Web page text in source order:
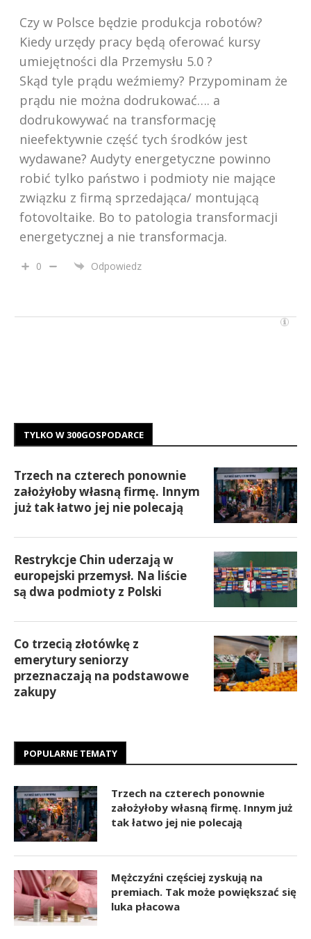
Czy w Polsce będzie produkcja robotów?
Kiedy urzędy pracy będą oferować kursy
umiejętności dla Przemysłu 5.0 ?
Skąd tyle prądu weźmiemy? Przypominam że
prądu nie można dodrukować…. a
dodrukowywać na transformację
nieefektywnie część tych środków jest
wydawane? Audyty energetyczne powinno
robić tylko państwo i podmioty nie mające
związku z firmą sprzedająca/ montującą
fotovoltaike. Bo to patologia transformacji
energetycznej a nie transformacja.
0 Odpowiedz
TYLKO W 300GOSPODARCE
Trzech na czterech ponownie
założyłoby własną firmę. Innym
już tak łatwo jej nie polecają
Restrykcje Chin uderzają w
europejski przemysł. Na liście
są dwa podmioty z Polski
Co trzecią złotówkę z
emerytury seniorzy
przeznaczają na podstawowe
zakupy
POPULARNE TEMATY
Trzech na czterech ponownie
założyłoby własną firmę. Innym już
tak łatwo jej nie polecają
Mężczyźni częściej zyskują na
premiach. Tak może powiększać się
luka płacowa